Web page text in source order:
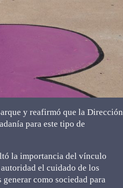
y reafirmó que la Dirección
para este tipo de
la importancia del vínculo
el cuidado de los
como sociedad para